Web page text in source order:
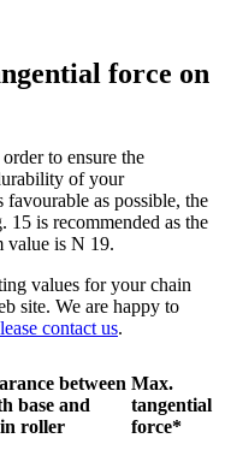
force on
to ensure the
of your
favourable as possible, the
15 is recommended as the
value is N 19.
values for your chain
site. We are happy to
contact us.
between
base and
roller
Max.
tangential
force*